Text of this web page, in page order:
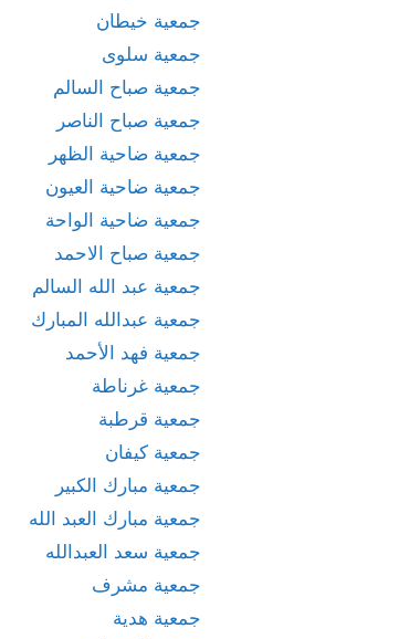
جمعية خيطان
جمعية سلوى
جمعية صباح السالم
جمعية صباح الناصر
جمعية ضاحية الظهر
جمعية ضاحية العيون
جمعية ضاحية الواحة
جمعية صباح الاحمد
جمعية عبد الله السالم
جمعية عبدالله المبارك
جمعية فهد الأحمد
جمعية غرناطة
جمعية قرطبة
جمعية كيفان
جمعية مبارك الكبير
جمعية مبارك العبد الله
جمعية سعد العبدالله
جمعية مشرف
جمعية هدية